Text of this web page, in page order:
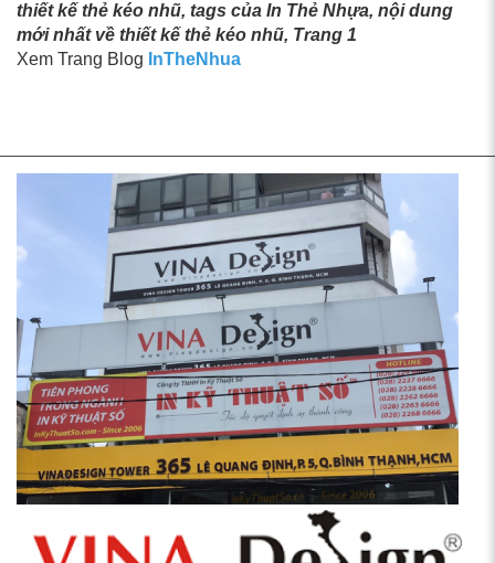
thiết kế thẻ kéo nhũ, tags của In Thẻ Nhựa, nội dung
mới nhất về thiết kế thẻ kéo nhũ, Trang 1
Xem Trang Blog InTheNhua